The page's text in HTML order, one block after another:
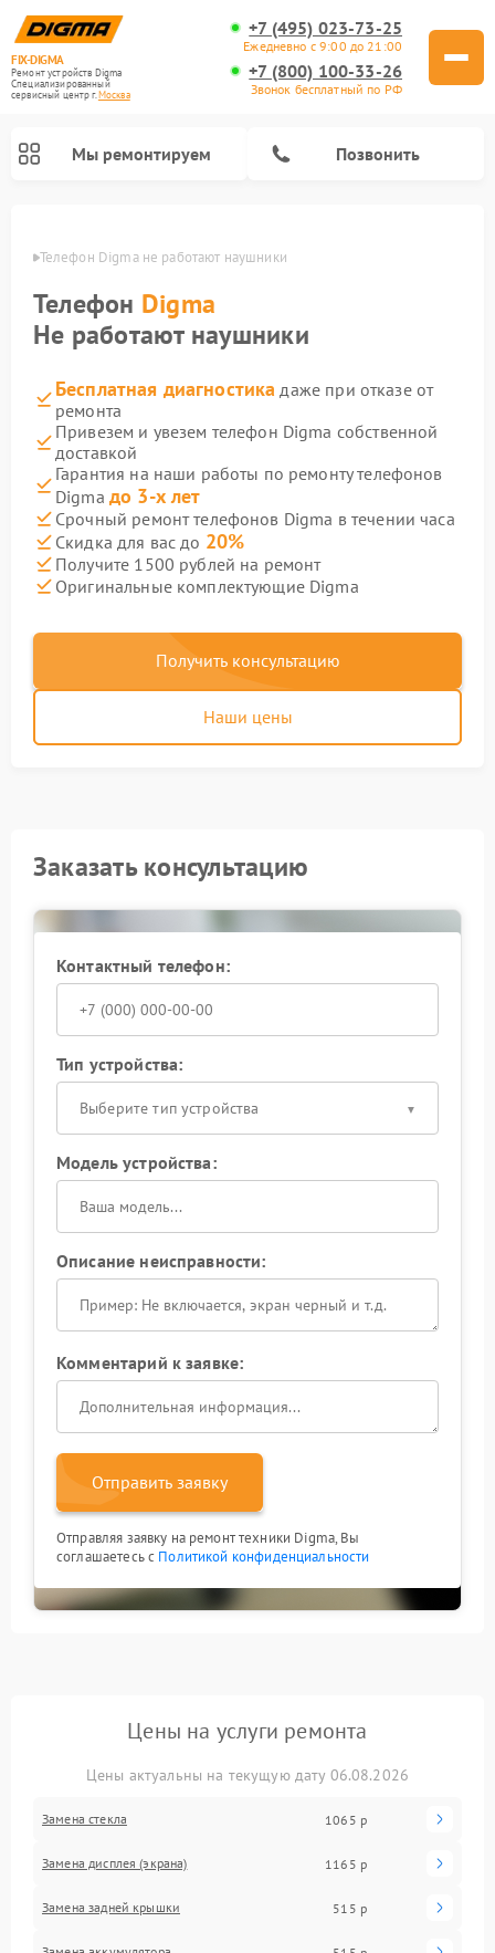
FIX-DIGMA
Ремонт устройств Digma
Специализированный
cервисный центр г.Москва
+7 (495) 023-73-25
Ежедневно с 9:00 до 21:00
+7 (800) 100-33-26
Звонок бесплатный по РФ
Мы ремонтируем Позвонить
Телефон Digma не работают наушники
Телефон Digma
Не работают наушники
Бесплатная диагностика даже при отказе от
ремонта
Привезем и увезем телефон Digma собственной
доставкой
Гарантия на наши работы по ремонту телефонов
Digma до 3-х лет
Срочный ремонт телефонов Digma в течении часа
Скидка для вас до 20%
Получите 1500 рублей на ремонт
Оригинальные комплектующие Digma
Получить консультацию
Наши цены
Заказать консультацию
Контактный телефон:
Тип устройства:
Выберите тип устройства
Модель устройства:
Описание неисправности:
Комментарий к заявке:
Отправить заявку
Отправляя заявку на ремонт техники Digma, Вы
соглашаетесь с Политикой конфиденциальности
Цены на услуги ремонта
Цены актуальны на текущую дату 06.08.2026
Замена стекла 1065 р
Замена дисплея (экрана) 1165 р
Замена задней крышки 515 р